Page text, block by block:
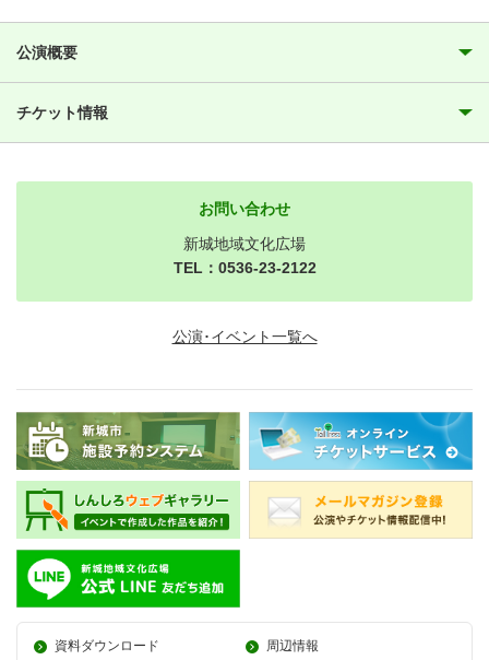
公演概要
チケット情報
お問い合わせ
新城地域文化広場
TEL：0536-23-2122
公演･イベント一覧へ
資料ダウンロード
周辺情報